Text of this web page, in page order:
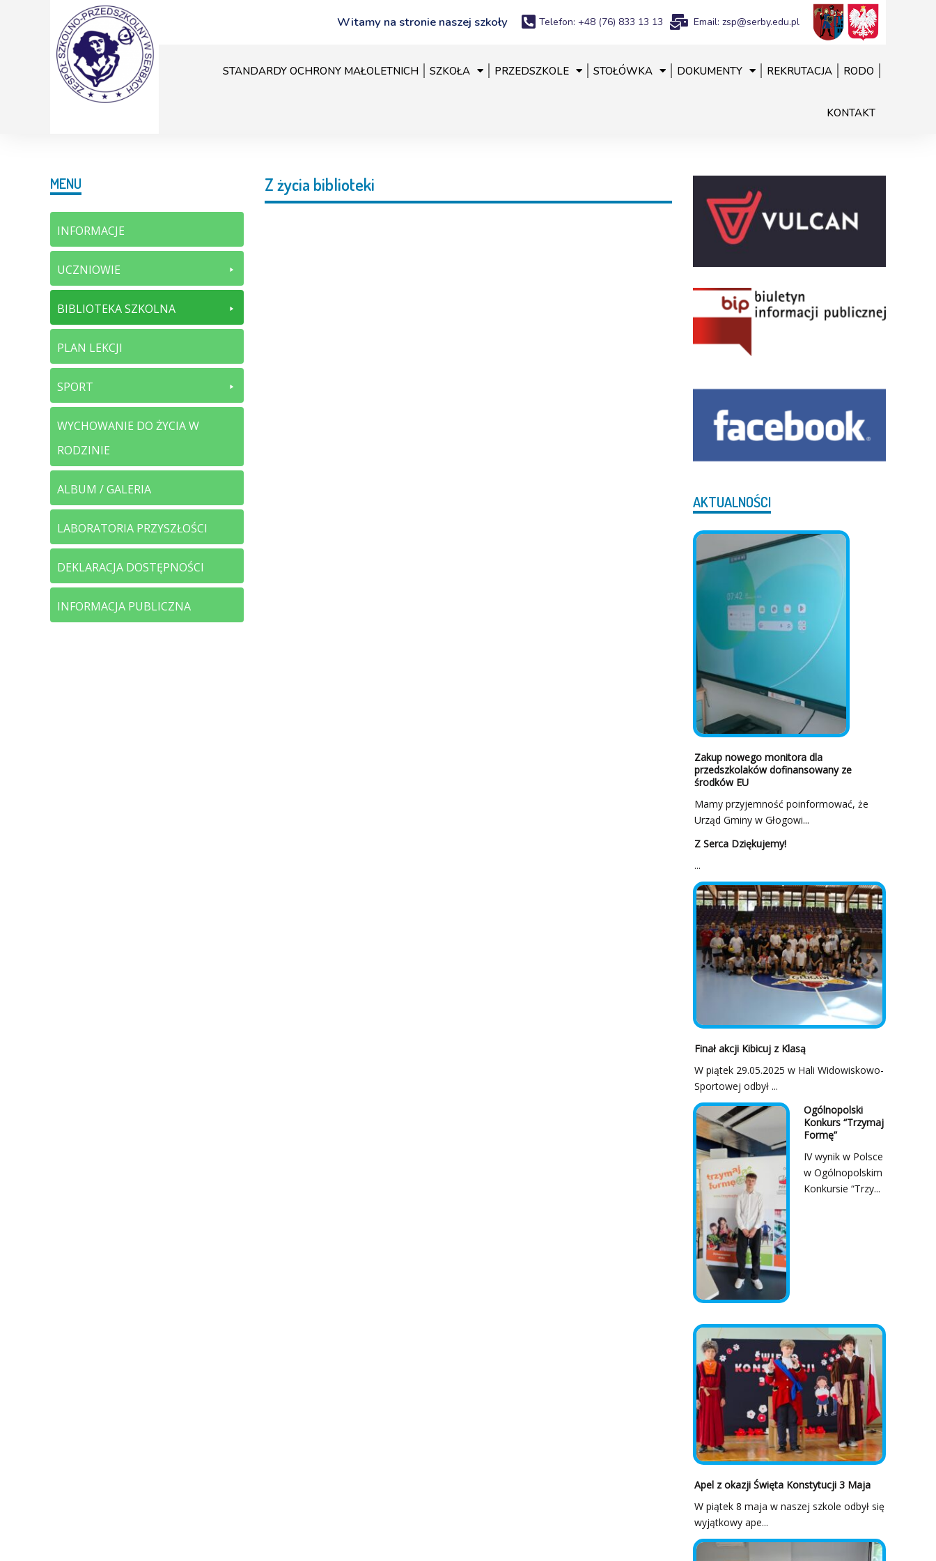
Witamy na stronie naszej szkoły Telefon: +48 (76) 833 13 13 Email: zsp@serby.edu.pl
STANDARDY OCHRONY MAŁOLETNICH SZKOŁA PRZEDSZKOLE STOŁÓWKA DOKUMENTY REKRUTACJA RODO
KONTAKT
Z życia biblioteki
MENU
INFORMACJE
UCZNIOWIE
BIBLIOTEKA SZKOLNA
PLAN LEKCJI
SPORT
WYCHOWANIE DO ŻYCIA W
RODZINIE
ALBUM / GALERIA
LABORATORIA PRZYSZŁOŚCI
DEKLARACJA DOSTĘPNOŚCI
INFORMACJA PUBLICZNA
AKTUALNOŚCI
Zakup nowego monitora dla
przedszkolaków dofinansowany ze
środków EU
Mamy przyjemność poinformować, że
Urząd Gminy w Głogowi...
Z Serca Dziękujemy!
...
Finał akcji Kibicuj z Klasą
W piątek 29.05.2025 w Hali Widowiskowo-
Sportowej odbył ...
Ogólnopolski
Konkurs “Trzymaj
Formę”
IV wynik w Polsce
w Ogólnopolskim
Konkursie “Trzy...
Apel z okazji Święta Konstytucji 3 Maja
W piątek 8 maja w naszej szkole odbył się
wyjątkowy ape...